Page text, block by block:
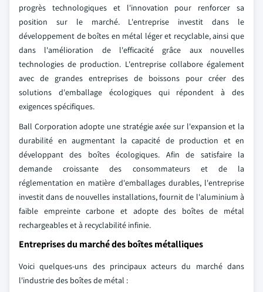
progrès technologiques et l'innovation pour renforcer sa
position sur le marché. L'entreprise investit dans le
développement de boîtes en métal léger et recyclable, ainsi que
dans l'amélioration de l'efficacité grâce aux nouvelles
technologies de production. L'entreprise collabore également
avec de grandes entreprises de boissons pour créer des
solutions d'emballage écologiques qui répondent à des
exigences spécifiques.
Ball Corporation adopte une stratégie axée sur l'expansion et la
durabilité en augmentant la capacité de production et en
développant des boîtes écologiques. Afin de satisfaire la
demande croissante des consommateurs et de la
réglementation en matière d'emballages durables, l'entreprise
investit dans de nouvelles installations, fournit de l'aluminium à
faible empreinte carbone et adopte des boîtes de métal
rechargeables et à recyclabilité infinie.
Entreprises du marché des boîtes métalliques
Voici quelques-uns des principaux acteurs du marché dans
l'industrie des boîtes de métal :